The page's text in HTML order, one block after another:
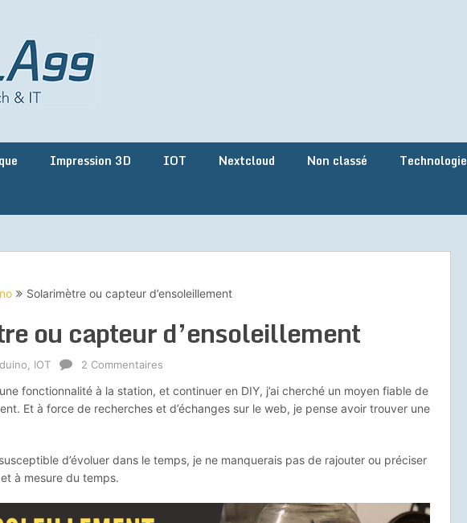
Impression 3D IOT Nextcloud Non classé Technologie
Solarimètre ou capteur d’ensoleillement
ou capteur d’ensoleillement
IOT 2 Commentaires
fonctionnalité à la station, et continuer en DIY, j’ai cherché un moyen fiable de
Et à force de recherches et d’échanges sur le web, je pense avoir trouver une
d’évoluer dans le temps, je ne manquerais pas de rajouter ou préciser
à mesure du temps.